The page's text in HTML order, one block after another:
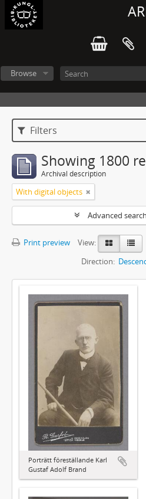
Browse
Filters
Showing 1800
Archival description
With digital objects
Advanced
Print preview
View:
Direction:
Porträtt föreställande Karl
Gustaf Adolf Brand